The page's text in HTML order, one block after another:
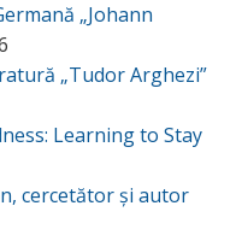
„Johann
„Tudor Arghezi”
Learning to Stay
cercetător și autor